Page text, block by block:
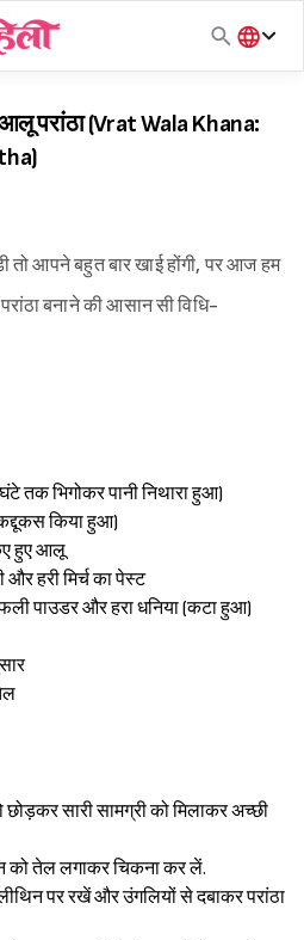
हिंदी
मराठी
परांठा (Vrat Wala Khana:
आपने बहुत बार खाई होंगी, पर आज हम
बनाने की आसान सी विधि-
तक भिगोकर पानी निथारा हुआ)
किया हुआ)
हुए आलू
हरी मिर्च का पेस्ट
पाउडर और हरा धनिया (कटा हुआ)
सारी सामग्री को मिलाकर अच्छी
को तेल लगाकर चिकना कर लें.
पर रखें और उंगलियों से दबाकर परांठा